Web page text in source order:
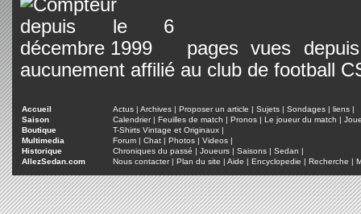
pages vues
aucunement affilié au club de football
Accueil Actus | Archives | Proposer un article | Sujets | Sondages | liens |
Saison
Calendrier| Feuilles de match | Pronos | Le joueur du match |
Boutique
T-Shirts Vintage et Originaux |
Multimedia
Forum | Chat | Photos | Videos |
Historique
Chroniques du passé | Joueurs | Saisons | Sedan |
AllezSedan.com
Nous contacter| Plan du site | Aide | Encyclopedie | Recherche |